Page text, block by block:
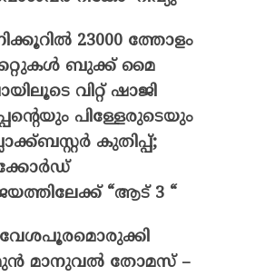
23000 ത്തോളം
ബുക്ക് മൈ
വിറ്റ് ഷാജി
പിള്ളേരുടെയും
കുതിപ്പ്;
“ആട് 3 “
മാനുവൽ തോമസ് –